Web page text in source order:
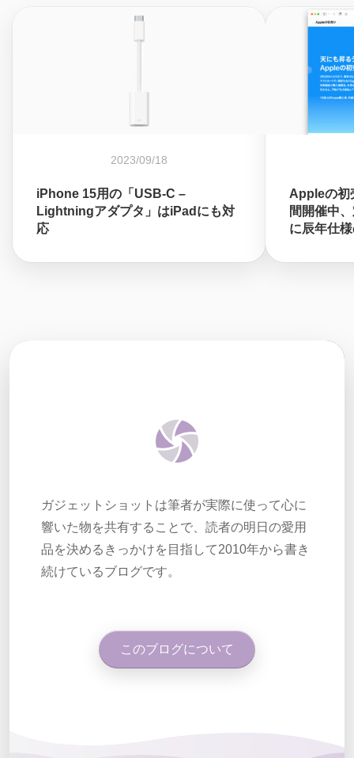
2023/09/18
iPhone 15用の「USB-C –
Lightningアダプタ」はiPadにも対
応
Appleの初
間開催中
に辰年仕
ガジェットショットは筆者が実際に使って心に
響いた物を共有することで、読者の明日の愛用
品を決めるきっかけを目指して2010年から書き
続けているブログです。
このブログについて